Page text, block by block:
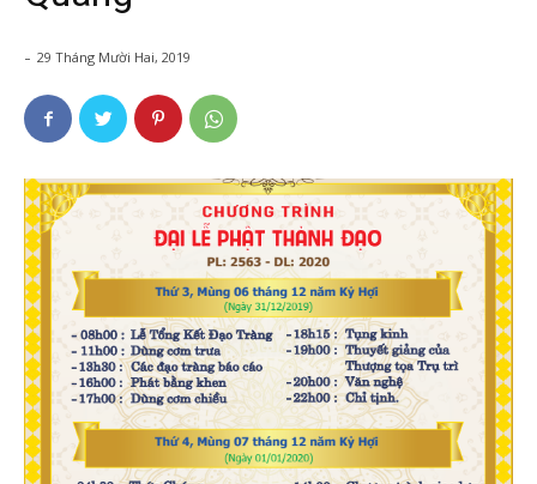
- 29 Tháng Mười Hai, 2019